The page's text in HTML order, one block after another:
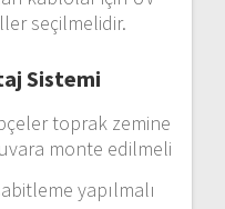
seçilmelidir.
Sistemi
toprak zemine
monte edilmeli
yapılmalı